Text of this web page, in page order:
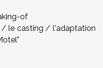
of
/ le casting / l'adaptation